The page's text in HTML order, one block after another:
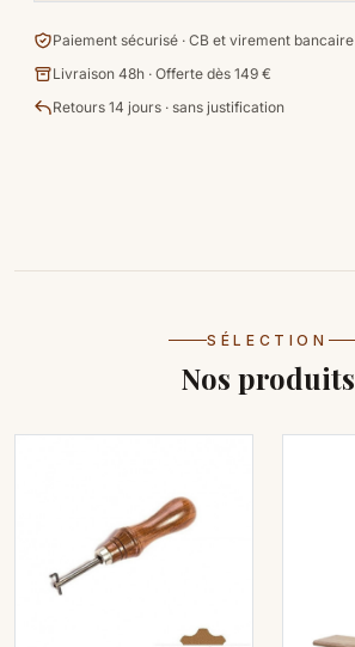
Paiement sécurisé · CB et virement bancaire
Livraison 48h · Offerte dès 149 €
Retours 14 jours · sans justification
SÉLECTION
Nos produits